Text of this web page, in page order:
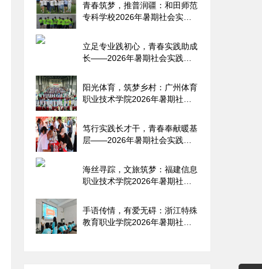
青春筑梦，推普润疆：和田师范
专科学校2026年暑期社会实践
立足专业践初心，青春实践助成
长——2026年暑期社会实践报
阳光体育，筑梦乡村：广州体育
职业技术学院2026年暑期社会
笃行实践长才干，青春奉献暖基
层——2026年暑期社会实践报
海丝寻踪，文旅筑梦：福建信息
职业技术学院2026年暑期社会
手语传情，有爱无碍：浙江特殊
教育职业学院2026年暑期社会